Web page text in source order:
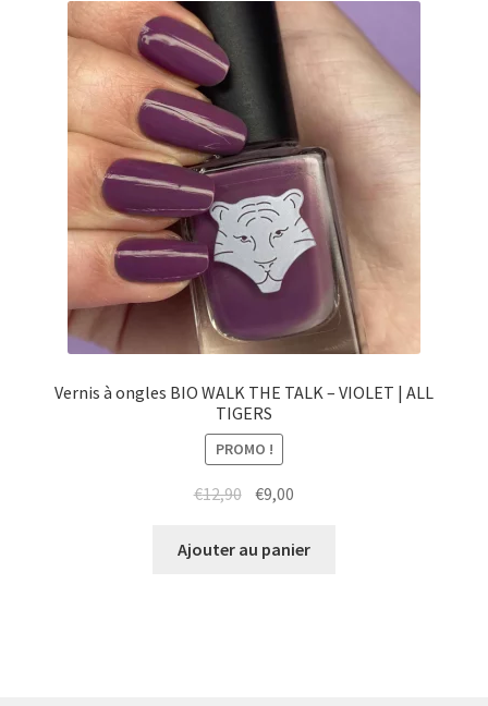
Vernis à ongles BIO WALK THE TALK – VIOLET | ALL
TIGERS
PROMO !
€12,90 Le
initial
€9,00
actuel
Ajouter au panier